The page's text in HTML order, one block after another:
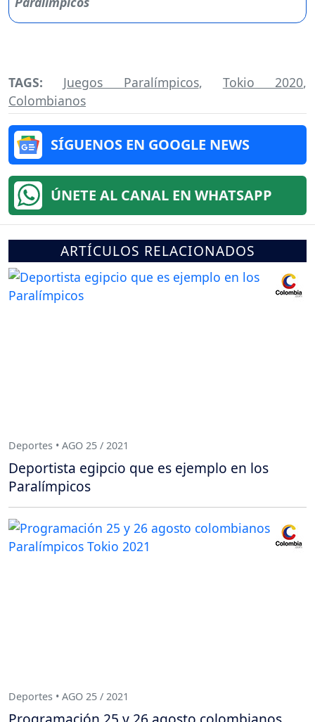
TAGS: Juegos Paralímpicos, Tokio 2020,
Colombianos
SÍGUENOS EN GOOGLE NEWS
ÚNETE AL CANAL EN WHATSAPP
ARTÍCULOS RELACIONADOS
Deportes • AGO 25 / 2021
Deportista egipcio que es ejemplo en los
Paralímpicos
Deportes • AGO 25 / 2021